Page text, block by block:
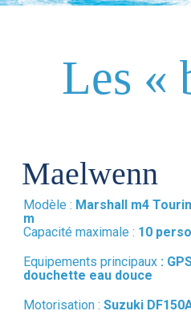
Les «
Maelwenn
Modèle : Marshall m4
m
Capacité maximale : 10
Equipements principaux:
douchette eau douce
Motorisation : Suzuki